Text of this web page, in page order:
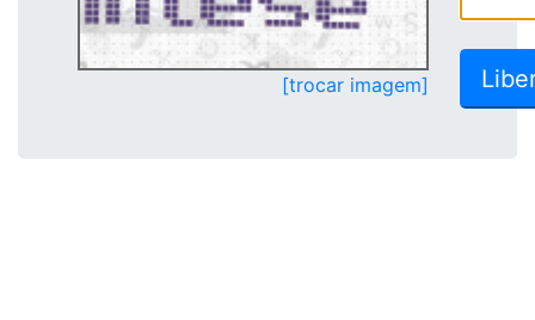
[trocar imagem]